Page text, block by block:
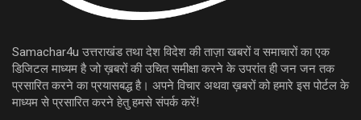
Samachar4u उत्तराखंड तथा देश विदेश की ताज़ा खबरों व समाचारों का एक
डिजिटल माध्यम है जो ख़बरों की उचित समीक्षा करने के उपरांत ही जन जन तक
प्रसारित करने का प्रयासबद्ध है। अपने विचार अथवा ख़बरों को हमारे इस पोर्टल के
माध्यम से प्रसारित करने हेतु हमसे संपर्क करें!